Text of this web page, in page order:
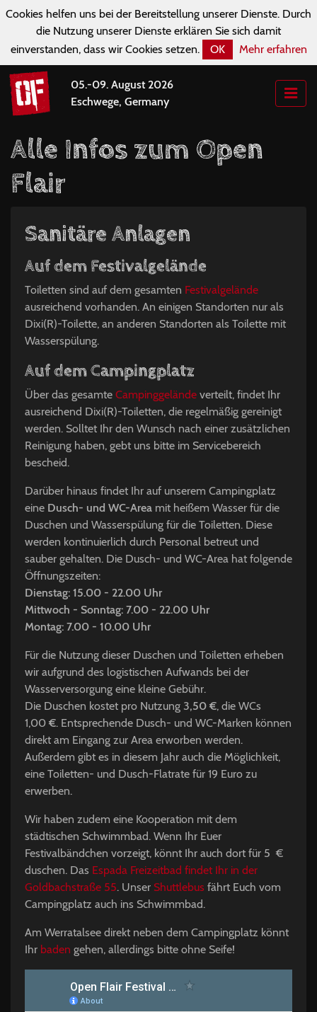
Cookies helfen uns bei der Bereitstellung unserer Dienste. Durch
die Nutzung unserer Dienste erklären Sie sich damit
einverstanden, dass wir Cookies setzen.
OK Mehr erfahren
05.-09. August 2026
Eschwege, Germany
Alle Infos zum Open
Flair
Sanitäre Anlagen
Auf dem Festivalgelände
Toiletten sind auf dem gesamten Festivalgelände
ausreichend vorhanden. An einigen Standorten nur als
Dixi(R)-Toilette, an anderen Standorten als Toilette mit
Wasserspülung.
Auf dem Campingplatz
Über das gesamte Campinggelände verteilt, findet Ihr
ausreichend Dixi(R)-Toiletten, die regelmäßig gereinigt
werden. Solltet Ihr den Wunsch nach einer zusätzlichen
Reinigung haben, gebt uns bitte im Servicebereich
bescheid.
Darüber hinaus findet Ihr auf unserem Campingplatz
eine Dusch- und WC-Area mit heißem Wasser für die
Duschen und Wasserspülung für die Toiletten. Diese
werden kontinuierlich durch Personal betreut und
sauber gehalten. Die Dusch- und WC-Area hat folgende
Öffnungszeiten:
Dienstag: 15.00 - 22.00 Uhr
Mittwoch - Sonntag: 7.00 - 22.00 Uhr
Montag: 7.00 - 10.00 Uhr
Für die Nutzung dieser Duschen und Toiletten erheben
wir aufgrund des logistischen Aufwands bei der
Wasserversorgung eine kleine Gebühr.
Die Duschen kostet pro Nutzung 3,50 €, die WCs
1,00 €. Entsprechende Dusch- und WC-Marken können
direkt am Eingang zur Area erworben werden.
Außerdem gibt es in diesem Jahr auch die Möglichkeit,
eine Toiletten- und Dusch-Flatrate für 19 Euro zu
erwerben.
Wir haben zudem eine Kooperation mit dem
städtischen Schwimmbad. Wenn Ihr Euer
Festivalbändchen vorzeigt, könnt Ihr auch dort für 5 €
duschen. Das Espada Freizeitbad findet Ihr in der
Goldbachstraße 55. Unser Shuttlebus fährt Euch vom
Campingplatz auch ins Schwimmbad.
Am Werratalsee direkt neben dem Campingplatz könnt
Ihr baden gehen, allerdings bitte ohne Seife!